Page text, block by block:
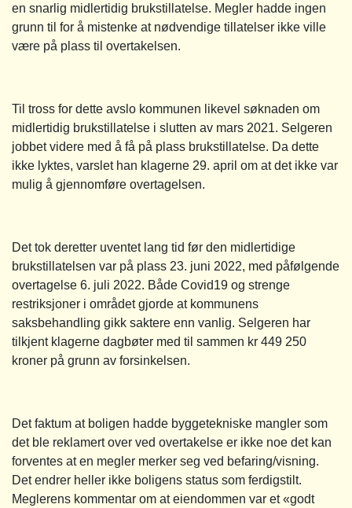
en snarlig midlertidig brukstillatelse. Megler hadde ingen
grunn til for å mistenke at nødvendige tillatelser ikke ville
være på plass til overtakelsen.
Til tross for dette avslo kommunen likevel søknaden om
midlertidig brukstillatelse i slutten av mars 2021. Selgeren
jobbet videre med å få på plass brukstillatelse. Da dette
ikke lyktes, varslet han klagerne 29. april om at det ikke var
mulig å gjennomføre overtagelsen.
Det tok deretter uventet lang tid før den midlertidige
brukstillatelsen var på plass 23. juni 2022, med påfølgende
overtagelse 6. juli 2022. Både Covid19 og strenge
restriksjoner i området gjorde at kommunens
saksbehandling gikk saktere enn vanlig. Selgeren har
tilkjent klagerne dagbøter med til sammen kr 449 250
kroner på grunn av forsinkelsen.
Det faktum at boligen hadde byggetekniske mangler som
det ble reklamert over ved overtakelse er ikke noe det kan
forventes at en megler merker seg ved befaring/visning.
Det endrer heller ikke boligens status som ferdigstilt.
Meglerens kommentar om at eiendommen var et «godt